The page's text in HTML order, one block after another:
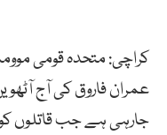
کراچی: متحدہ قومی
عمران فاروق کی آج
جارہی ہے جب قاتلوں کو